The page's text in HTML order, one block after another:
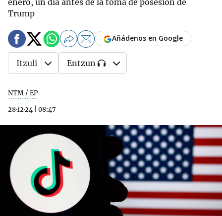
enero, un día antes de la toma de posesión de
Trump
NTM / EP
28·12·24
08:47
Añádenos en Google
Itzuli Entzun